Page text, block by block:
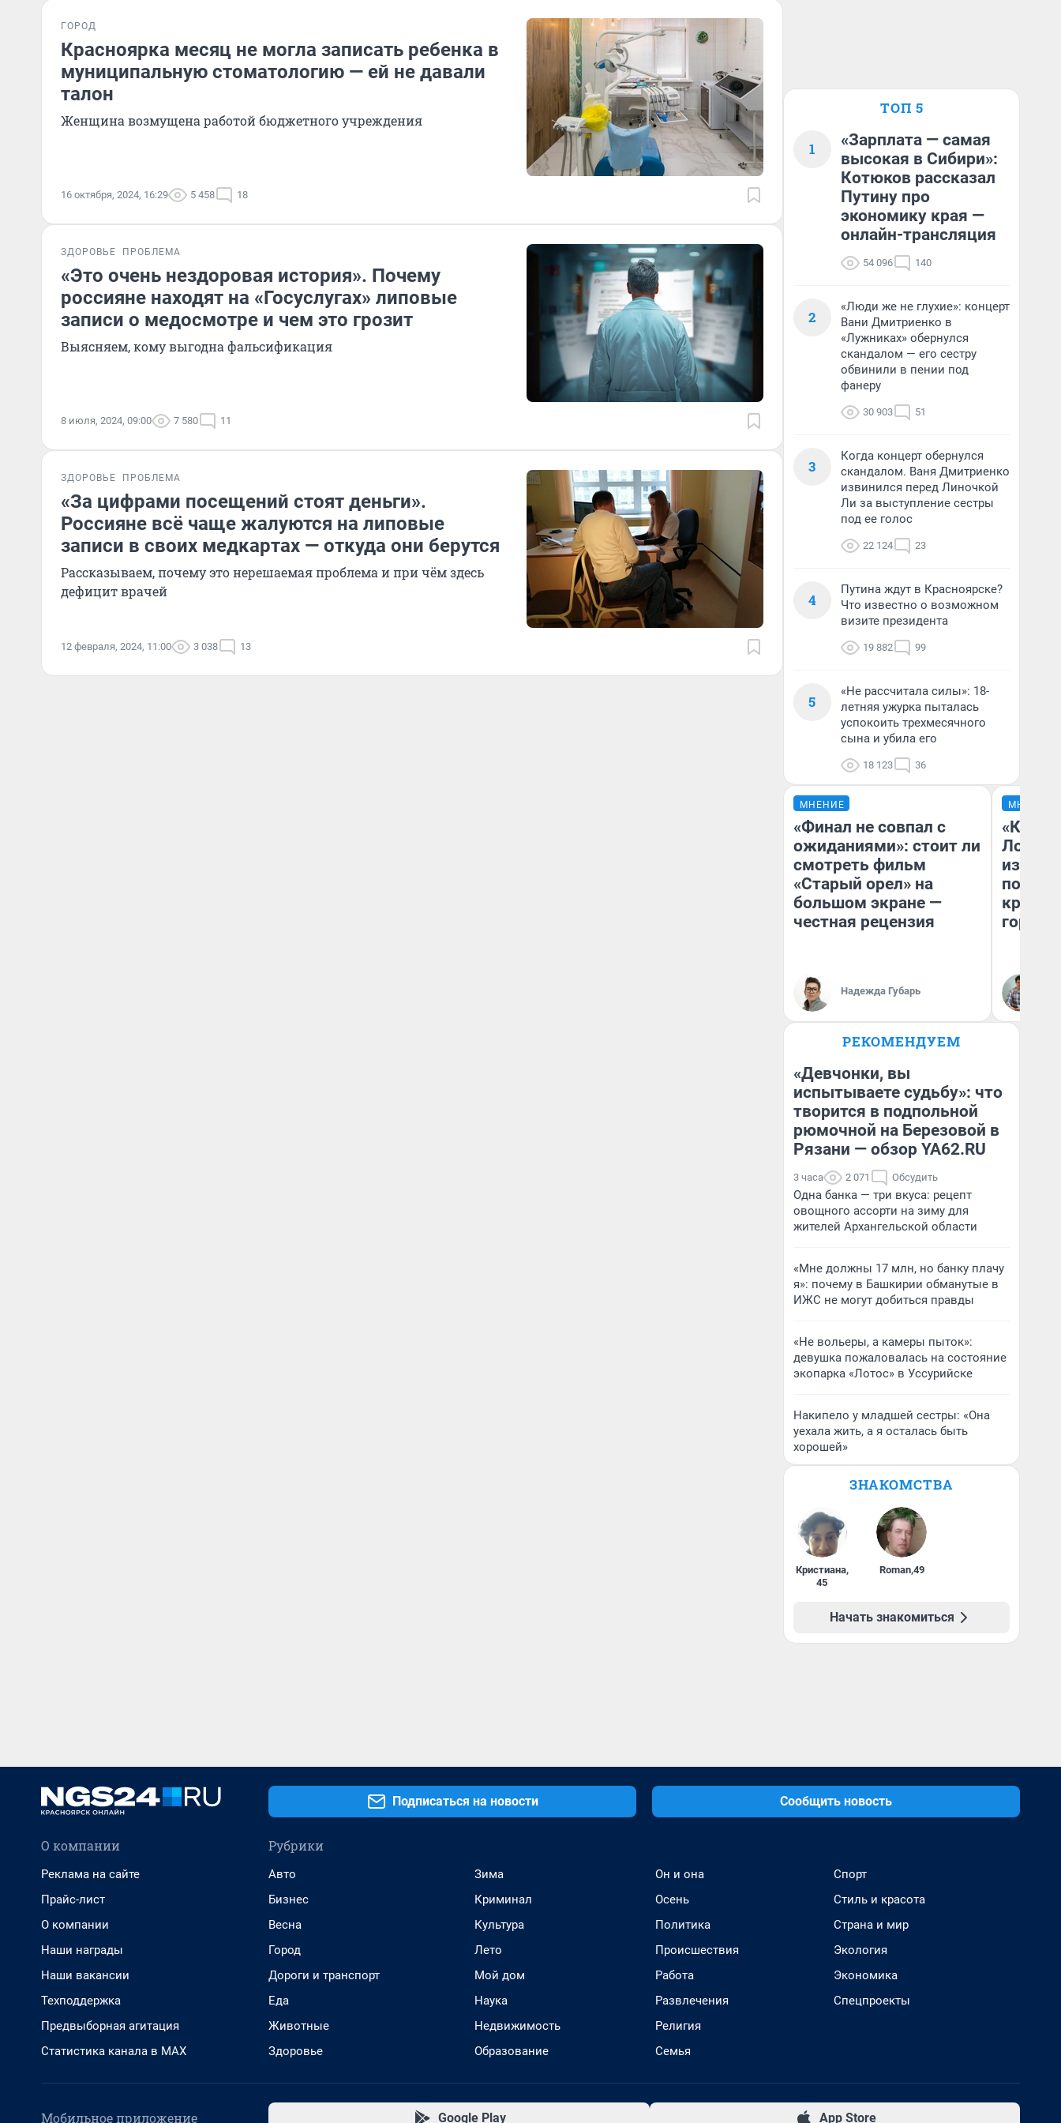
ГОРОД
Красноярка месяц не могла записать ребенка в
муниципальную стоматологию — ей не давали
талон
Женщина возмущена работой бюджетного учреждения
16 октября, 2024, 16:29 5 458 18
ЗДОРОВЬЕ ПРОБЛЕМА
«Это очень нездоровая история». Почему
россияне находят на «Госуслугах» липовые
записи о медосмотре и чем это грозит
Выясняем, кому выгодна фальсификация
8 июля, 2024, 09:00 7 580 11
ЗДОРОВЬЕ ПРОБЛЕМА
«За цифрами посещений стоят деньги».
Россияне всё чаще жалуются на липовые
записи в своих медкартах — откуда они берутся
Рассказываем, почему это нерешаемая проблема и при чём здесь
дефицит врачей
12 февраля, 2024, 11:00 3 038 13
ТОП 5
1
«Зарплата — самая
высокая в Сибири»:
Котюков рассказал
Путину про
экономику края —
онлайн-трансляция
54 096 140
2
«Люди же не глухие»: концерт
Вани Дмитриенко в
«Лужниках» обернулся
скандалом — его сестру
обвинили в пении под
фанеру
30 903 51
3
Когда концерт обернулся
скандалом. Ваня Дмитриенко
извинился перед Линочкой
Ли за выступление сестры
под ее голос
22 124 23
4
Путина ждут в Красноярске?
Что известно о возможном
визите президента
19 882 99
5
«Не рассчитала силы»: 18-
летняя ужурка пыталась
успокоить трехмесячного
сына и убила его
18 123 36
МНЕНИЕ
«Финал не совпал с
ожиданиями»: стоит ли
смотреть фильм
«Старый орел» на
большом экране —
честная рецензия
Надежда Губарь
МНЕНИЕ
«Как
из
круче
города
РЕКОМЕНДУЕМ
«Девчонки, вы
испытываете судьбу»: что
творится в подпольной
рюмочной на Березовой в
Рязани — обзор YA62.RU
3 часа 2 071 Обсудить
Одна банка — три вкуса: рецепт
овощного ассорти на зиму для
жителей Архангельской области
«Мне должны 17 млн, но банку плачу
я»: почему в Башкирии обманутые в
ИЖС не могут добиться правды
«Не вольеры, а камеры пыток»:
девушка пожаловалась на состояние
экопарка «Лотос» в Уссурийске
Накипело у младшей сестры: «Она
уехала жить, а я осталась быть
хорошей»
ЗНАКОМСТВА
Кристиана,
45
Roman,49
Начать знакомиться
Подписаться на новости Сообщить новость
О компании
Реклама на сайте
Прайс-лист
О компании
Наши награды
Наши вакансии
Техподдержка
Предвыборная агитация
Статистика канала в MAX
Рубрики
Авто
Бизнес
Весна
Город
Дороги и транспорт
Еда
Животные
Здоровье
Зима
Криминал
Культура
Лето
Мой дом
Наука
Недвижимость
Образование
Он и она
Осень
Политика
Происшествия
Работа
Развлечения
Религия
Семья
Спорт
Стиль и красота
Страна и мир
Экология
Экономика
Спецпроекты
Мобильное приложение Google Play App Store